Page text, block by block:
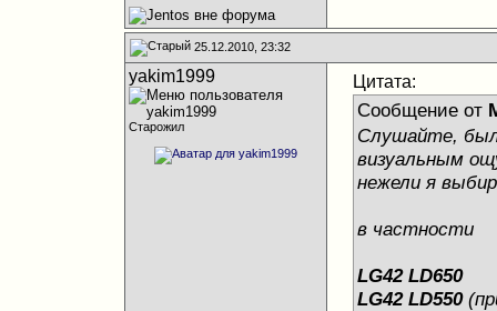
25.12.2010, 23:32
yakim1999
Старожил
Цитата:
Сообщение от
Слушайте,
визуальным
нежели я
в частности
LG42 LD650
LG42 LD550